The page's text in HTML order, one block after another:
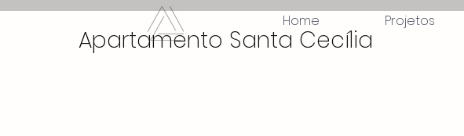
Home Projetos
Apartamento Santa Cecília